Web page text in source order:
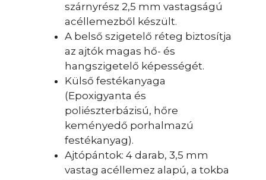
szárnyrész 2,5 mm vastagságú
acéllemezből készült.
A belső szigetelő réteg biztosítja
az ajtók magas hő- és
hangszigetelő képességét.
Külső festékanyaga
(Epoxigyanta és
poliészterbázisú, hőre
keményedő porhalmazú
festékanyag).
Ajtópántok: 4 darab, 3,5 mm
vastag acéllemez alapú, a tokba